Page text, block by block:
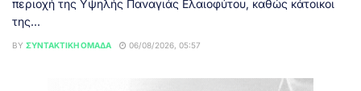
περιοχή της Υψηλής Παναγιάς Ελαιοφύτου, καθώς κάτοικοι
της...
BY ΣΥΝΤΑΚΤΙΚΉ ΟΜΆΔΑ 06/08/2026, 05:57